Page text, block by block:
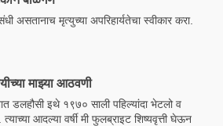
असतानाच मृत्युच्या अपरिहार्यतेचा स्वीकार करा.
माझ्या आठवणी
डलहौसी इथे १९७० साली पहिल्यांदा भेटलो व
आदल्या वर्षी मी फुलब्राइट शिष्यवृत्ती घेऊन